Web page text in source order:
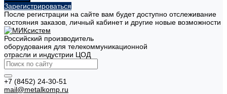
Зарегистрироваться
После регистрации на сайте вам будет доступно отслеживание
состояния заказов, личный кабинет и другие новые возможности
Российский производитель
оборудования для телекоммуникационной
отрасли и индустрии ЦОД
+7 (8452) 24-30-51
mail@metalkomp.ru